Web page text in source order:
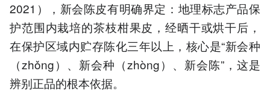
2021），新会陈皮有明确界定：地理标志产品保
护范围内栽培的茶枝柑果皮，经晒干或烘干后，
在保护区域内贮存陈化三年以上，核心是“新会种
（zhǒng）、新会种（zhòng）、新会陈”，这是
辨别正品的根本依据。